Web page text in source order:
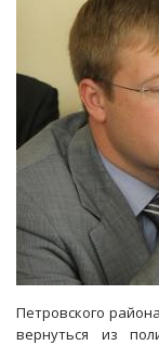
Петровского
вернуться из